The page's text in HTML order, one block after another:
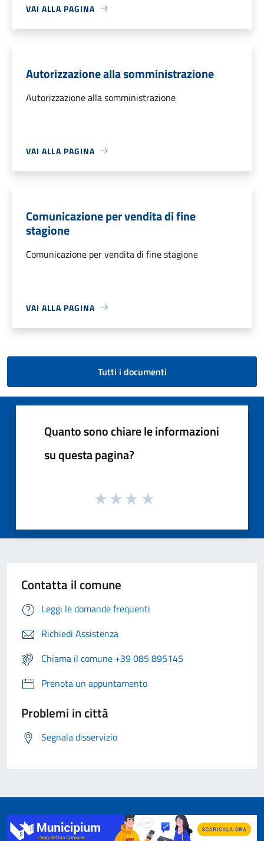
VAI ALLA PAGINA
Autorizzazione alla somministrazione
Autorizzazione alla somministrazione
VAI ALLA PAGINA
Comunicazione per vendita di fine
stagione
Comunicazione per vendita di fine stagione
VAI ALLA PAGINA
Tutti i documenti
Quanto sono chiare le informazioni
su questa pagina?
Contatta il comune
Leggi le domande frequenti
Richiedi Assistenza
Chiama il comune +39 085 895145
Prenota un appuntamento
Problemi in città
Segnala disservizio